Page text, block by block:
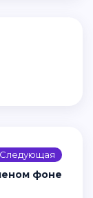
Следующая
фоне